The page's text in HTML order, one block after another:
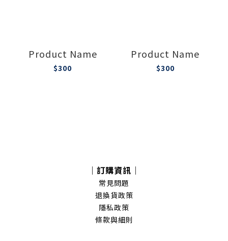
Product Name
$300
Product Name
$300
｜訂購資訊｜
常見問題
退換貨政策
隱私政策
條款與細則